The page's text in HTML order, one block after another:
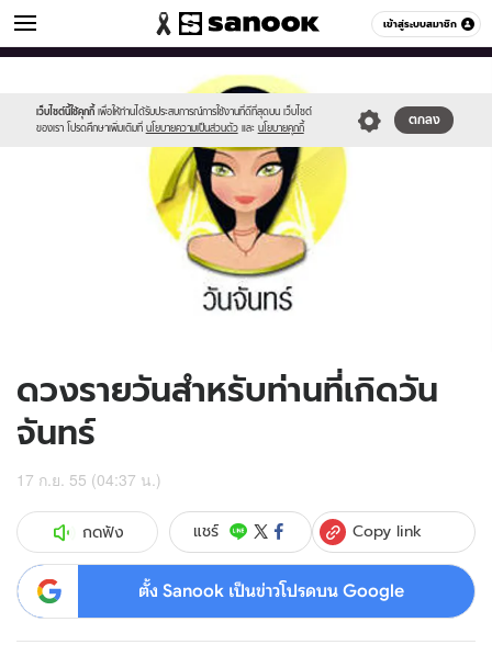
เข้าสู่ระบบสมาชิก
ดูดวง หมวดอื่นๆ
เว็บไซต์นี้ใช้คุกกี้ เพื่อให้ท่านได้รับประสบการณ์การใช้งานที่ดีที่สุดบน เว็บไซต์
ของเรา โปรดศึกษาเพิ่มเติมที่ นโยบายความเป็นส่วนตัว และ นโยบายคุกกี้
ตกลง
sanook.png
ดวงรายวันสำหรับท่านที่เกิดวัน
จันทร์
17 ก.ย. 55 (04:37 น.)
กดฟัง แชร์ Copy link
ตั้ง Sanook เป็นข่าวโปรดบน Google